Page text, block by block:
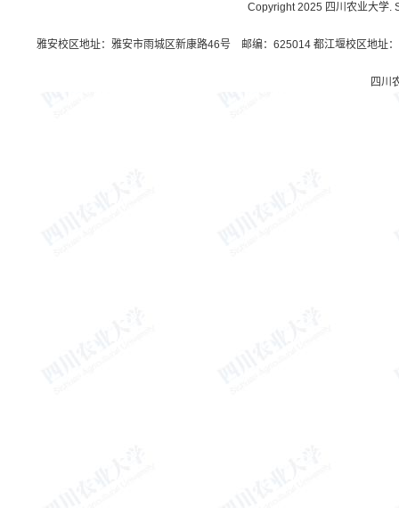
Copyright 2025 四川农业大学.
雅安校区地址：雅安市雨城区新康路46号 邮编：625014 都江堰校区地址
四川